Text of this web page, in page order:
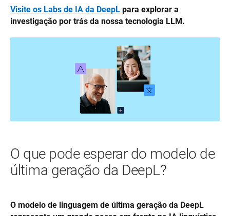
Visite os Labs de IA da DeepL para explorar a
investigação por trás da nossa tecnologia LLM.
O que pode esperar do modelo de
última geração da DeepL?
O modelo de linguagem de última geração da DeepL